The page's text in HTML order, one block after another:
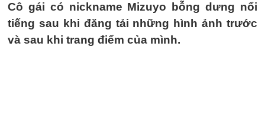
Cô gái có nickname Mizuyo bỗng dưng nổi
tiếng sau khi đăng tải những hình ảnh trước
và sau khi trang điểm của mình.